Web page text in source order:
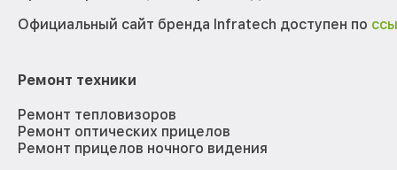
Официальный сайт бренда Infratech доступен по
Ремонт техники
Ремонт тепловизоров
Ремонт оптических прицелов
Ремонт прицелов ночного видения